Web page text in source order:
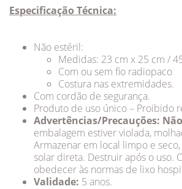
Especificação Técnica:
Não estéril:
Medidas: 23 cm x 25 cm /
Com ou sem fio radiopaco
Costura nas extremidades.
Com cordão de segurança.
Produto de uso único – Proibido
Advertências/Precauções: Não
embalagem estiver violada,
Armazenar em local limpo e
solar direta. Destruir após o uso.
obedecer às normas de lixo
Validade: 5 anos.